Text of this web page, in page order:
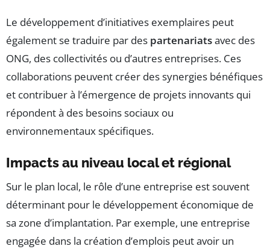
Le développement d’initiatives exemplaires peut
également se traduire par des partenariatsavec des
ONG, des collectivités ou d’autres entreprises. Ces
collaborations peuvent créer des synergies bénéfiques
et contribuer à l’émergence de projets innovants qui
répondent à des besoins sociaux ou
environnementaux spécifiques.
Impacts au niveau local et régional
Sur le plan local, le rôle d’une entreprise est souvent
déterminant pour le développement économique de
sa zone d’implantation. Par exemple, une entreprise
engagée dans la création d’emplois peut avoir un